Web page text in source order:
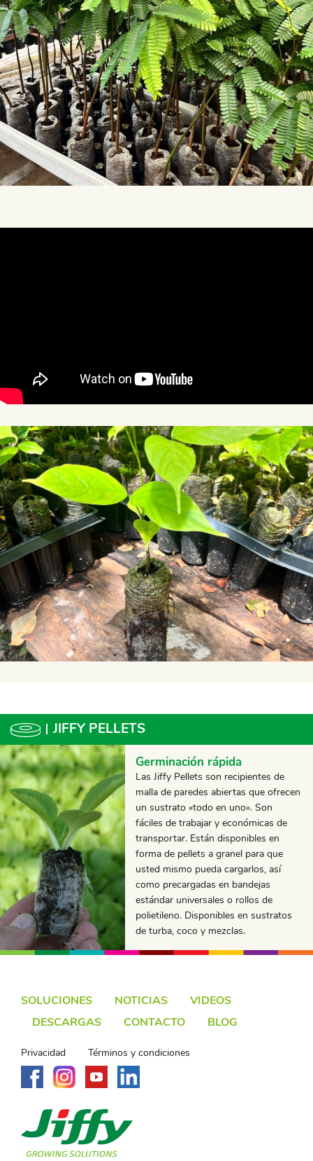
JIFFY PELLETS
Germinación rápida
Las Jiffy Pellets son recipientes de
malla de paredes abiertas que ofrecen
un sustrato «todo en uno». Son
fáciles de trabajar y económicas de
transportar. Están disponibles en
forma de pellets a granel para que
usted mismo pueda cargarlos, así
como precargadas en bandejas
estándar universales o rollos de
polietileno. Disponibles en sustratos
de turba, coco y mezclas.
SOLUCIONES NOTICIAS
VIDEOS
DESCARGAS
CONTACTO BLOG
Privacidad Términos y condiciones